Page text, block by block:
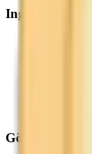
Ingredienser
1,8 dl
Gör ditt snus